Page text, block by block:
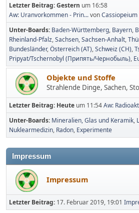
Letzter Beitrag:Gestern um 16:58
Aw: Uranvorkommen - Prin...vonCassiopeium
Unter-Boards Baden-Württemberg Bayern
Rheinland-Pfalz Sachsen Sachsen-Anhalt
Bundesländer Österreich (AT) Schweiz (CH)
Pripyat/Tschernobyl (Припять/Чернобыль)
Objekte und Stoffe
Strahlende Dinge, Sachen,
Letzter Beitrag: Heute um 11:54Aw:
Unter-Boards Mineralien, Glas und Keramik
Nuklearmedizin Radon Experimente
Impressum
Impressum
Letzter Beitrag: 17. Februar 2019, 19:01